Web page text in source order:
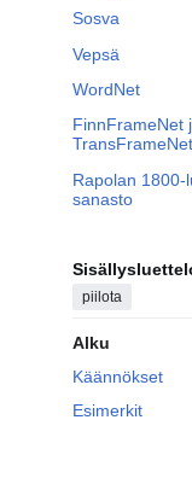
Sosva
Vepsä
WordNet
FinnFrameNet
TransFrameNet
Rapolan 1800-
sanasto
piilota
Alku
Käännökset
Esimerkit